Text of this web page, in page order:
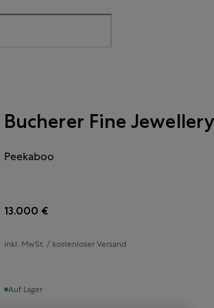
Bucherer Fine Jewellery
Peekaboo
13.000 €
inkl. MwSt. / kostenloser Versand
Auf Lager